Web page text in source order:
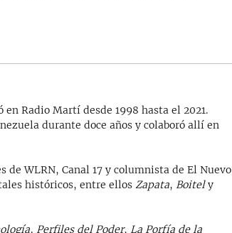
en Radio Martí desde 1998 hasta el 2021.
durante doce años y colaboró allí en
de WLRN, Canal 17 y columnista de El Nuevo
históricos, entre ellosZapata,Boitely
Perfiles del Poder,La Porfía de la